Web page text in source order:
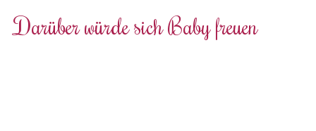
Darüber würde sich Baby freuen